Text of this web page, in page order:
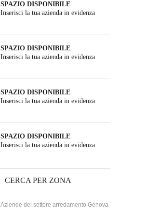
SPAZIO DISPONIBILE
Inserisci la tua azienda in evidenza
SPAZIO DISPONIBILE
Inserisci la tua azienda in evidenza
SPAZIO DISPONIBILE
Inserisci la tua azienda in evidenza
SPAZIO DISPONIBILE
Inserisci la tua azienda in evidenza
CERCA PER ZONA
Aziende del settore arredamento Genova